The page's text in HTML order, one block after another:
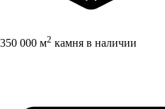
350 000 м2 камня в наличии